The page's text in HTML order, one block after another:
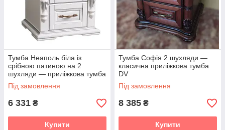
Тумба Неаполь біла із
срібною патиною на 2
шухляди — приліжкова тумба
у класичному стилі DV
Під замовлення
6 331 ₴
Купити
Тумба Софія 2 шухляди —
класична приліжкова тумба
DV
Під замовлення
8 385 ₴
Купити